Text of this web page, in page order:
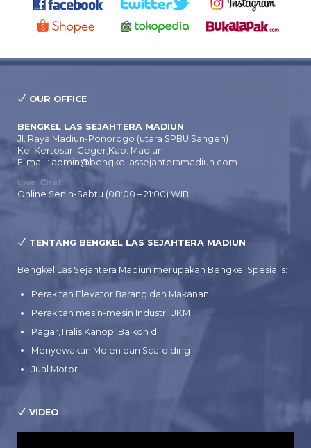
OUR OFFICE
BENGKEL LAS SEJAHTERA MADIUN
Jl. Raya Madiun-Ponorogo (utara SPBU Sangen)
Kel.Kertosari,Geger,Kab. Madiun
E-mail : admin@bengkellassejahteramadiun.com
Live Chat
Online Senin-Sabtu (08:00 – 21:00) WIB
TENTANG BENGKEL LAS SEJAHTERA MADIUN
Bengkel Las Sejahtera Madiun merupakan Bengkel Spesialis:
Perakitan Elevator Barang dan Makanan
Perakitan mesin-mesin Industri UKM
Pagar,Tralis,Kanopi,Balkon dll
Menyewakan Molen dan Scafolding
Jual Motor
VIDEO